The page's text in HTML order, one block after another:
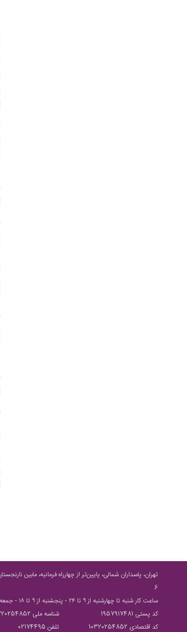
6
ساعت كار شنبه تا چهارشنبه از ٩ تا ٢٤ - پنجشنبه از ٩ تا ١٨ - جمعه از ٩ تا ١٥
کد پستی 1957917481
شناسه ملی 10320254852
کد اقتصادی 10320254852
تلفن 02174495